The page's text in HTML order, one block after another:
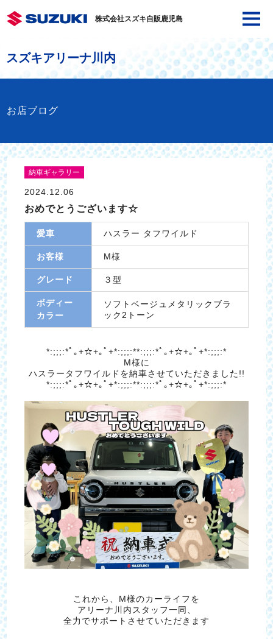
株式会社スズキ自販鹿児島
スズキアリーナ川内
お店ブログ
納車ギャラリー
2024.12.06
おめでとうございます☆
愛車 ハスラー タフワイルド
お客様 M様
グレード ３型
ボディー
カラー
ソフトベージュメタリックブラ
ック2トーン
*:;;;:*ﾟ｡+☆+｡ﾟ+*:;;;:**:;;;:*ﾟ｡+☆+｡ﾟ+*:;;;:*
M様に
ハスラータフワイルドを納車させていただきました!!
*:;;;:*ﾟ｡+☆+｡ﾟ+*:;;;:**:;;;:*ﾟ｡+☆+｡ﾟ+*:;;;:*
これから、M様のカーライフを
アリーナ川内スタッフ一同、
全力でサポートさせていただきます